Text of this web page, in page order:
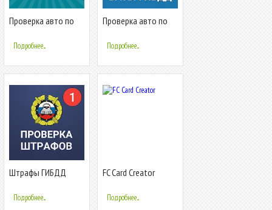
Проверка авто по
ГОСНОМЕРУ
Подробнее...
Проверка авто по
Подробнее...
Штрафы ГИБДД
проверка штрафов с
фото
Подробнее...
FC Card Creator
Подробнее...